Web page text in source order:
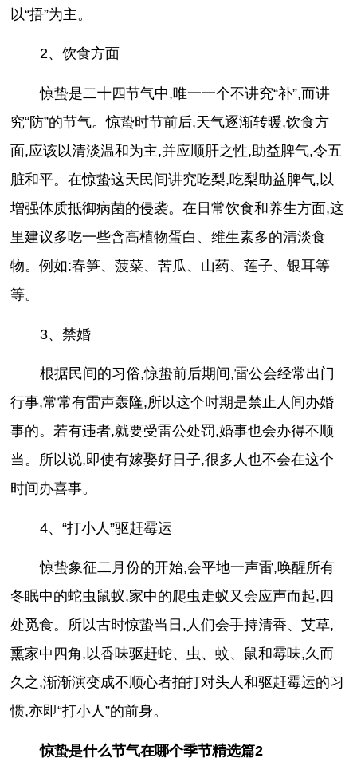
以“捂”为主。
2、饮食方面
惊蛰是二十四节气中,唯一一个不讲究“补”,而讲
究“防”的节气。惊蛰时节前后,天气逐渐转暖,饮食方
面,应该以清淡温和为主,并应顺肝之性,助益脾气,令五
脏和平。在惊蛰这天民间讲究吃梨,吃梨助益脾气,以
增强体质抵御病菌的侵袭。在日常饮食和养生方面,这
里建议多吃一些含高植物蛋白、维生素多的清淡食
物。例如:春笋、菠菜、苦瓜、山药、莲子、银耳等
等。
3、禁婚
根据民间的习俗,惊蛰前后期间,雷公会经常出门
行事,常常有雷声轰隆,所以这个时期是禁止人间办婚
事的。若有违者,就要受雷公处罚,婚事也会办得不顺
当。所以说,即使有嫁娶好日子,很多人也不会在这个
时间办喜事。
4、“打小人”驱赶霉运
惊蛰象征二月份的开始,会平地一声雷,唤醒所有
冬眠中的蛇虫鼠蚁,家中的爬虫走蚁又会应声而起,四
处觅食。所以古时惊蛰当日,人们会手持清香、艾草,
熏家中四角,以香味驱赶蛇、虫、蚊、鼠和霉味,久而
久之,渐渐演变成不顺心者拍打对头人和驱赶霉运的习
惯,亦即“打小人”的前身。
惊蛰是什么节气在哪个季节精选篇2